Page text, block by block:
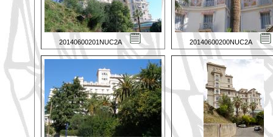
20140600201NUC2A 20140600200NUC2A